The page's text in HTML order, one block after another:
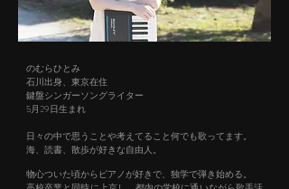
のむらひとみ
石川出身、東京在住
鍵盤シンガーソングライター
5月29日生まれ
日々の中で思うことや考えてること何でも歌ってます。
海、読書、散歩が好きな自由人。
物心ついた頃からピアノが好きで、独学で弾き始める。